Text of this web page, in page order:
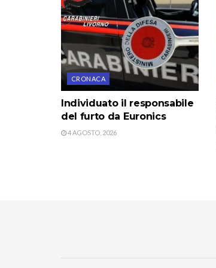
CRONACA
Individuato il responsabile
del furto da Euronics
4 AGOSTO, 2026